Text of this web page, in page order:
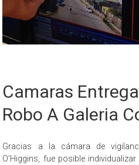
Camaras
Robo A Galeria
Gracias a la cámara de
O’Higgins, fue posible